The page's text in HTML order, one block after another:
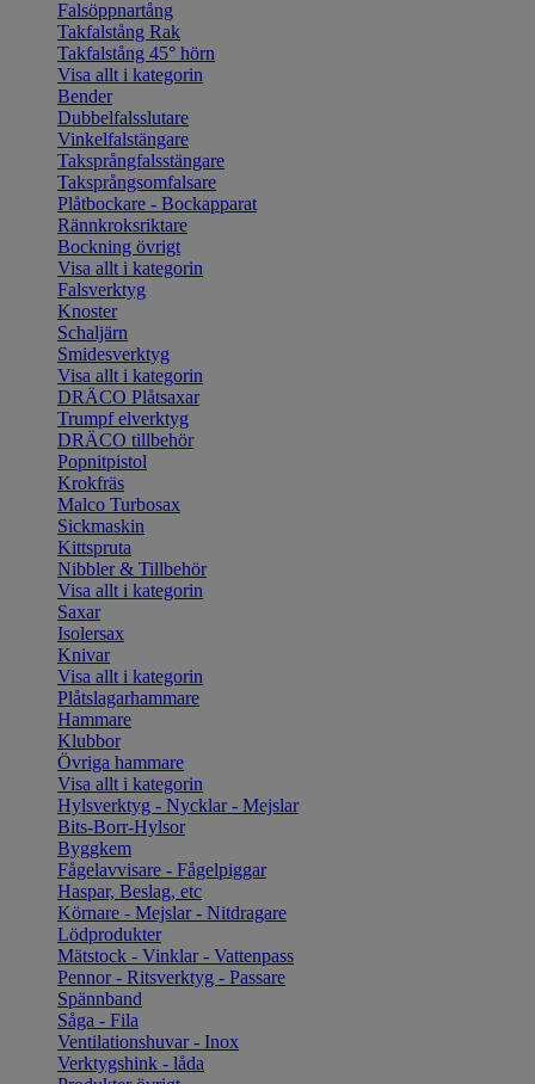
Falsöppnartång
Takfalstång Rak
Takfalstång 45° hörn
Visa allt i kategorin
Bender
Dubbelfalsslutare
Vinkelfalstängare
Taksprångfalsstängare
Taksprångsomfalsare
Plåtbockare - Bockapparat
Rännkroksriktare
Bockning övrigt
Visa allt i kategorin
Falsverktyg
Knoster
Schaljärn
Smidesverktyg
Visa allt i kategorin
DRÄCO Plåtsaxar
Trumpf elverktyg
DRÄCO tillbehör
Popnitpistol
Krokfräs
Malco Turbosax
Sickmaskin
Kittspruta
Nibbler & Tillbehör
Visa allt i kategorin
Saxar
Isolersax
Knivar
Visa allt i kategorin
Plåtslagarhammare
Hammare
Klubbor
Övriga hammare
Visa allt i kategorin
Hylsverktyg - Nycklar - Mejslar
Bits-Borr-Hylsor
Byggkem
Fågelavvisare - Fågelpiggar
Haspar, Beslag, etc
Körnare - Mejslar - Nitdragare
Lödprodukter
Mätstock - Vinklar - Vattenpass
Pennor - Ritsverktyg - Passare
Spännband
Såga - Fila
Ventilationshuvar - Inox
Verktygshink - låda